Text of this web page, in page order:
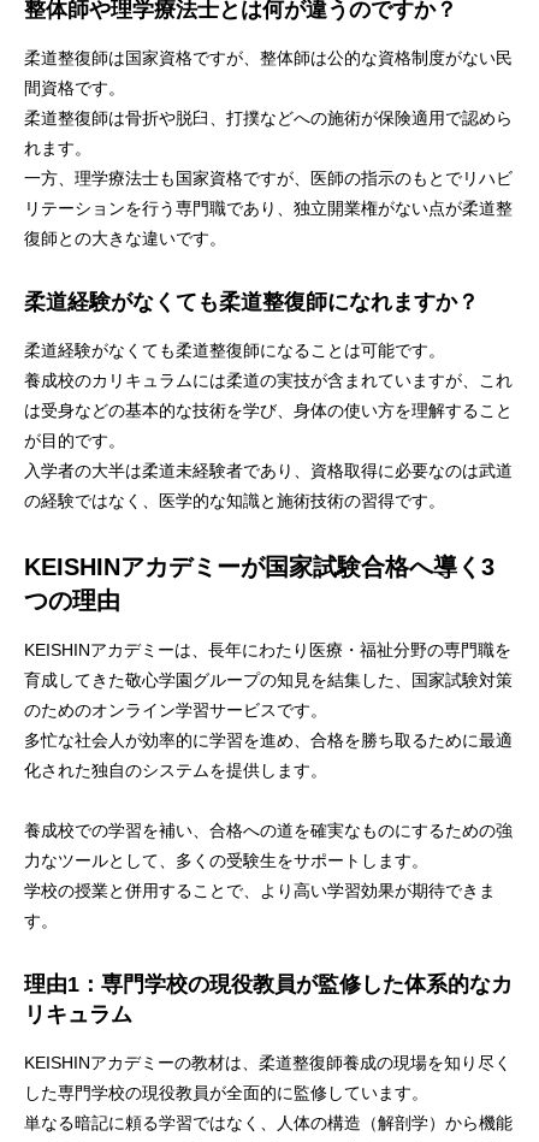
整体師や理学療法士とは何が違うのですか？
柔道整復師は国家資格ですが、整体師は公的な資格制度がない民
間資格です。
柔道整復師は骨折や脱臼、打撲などへの施術が保険適用で認めら
れます。
一方、理学療法士も国家資格ですが、医師の指示のもとでリハビ
リテーションを行う専門職であり、独立開業権がない点が柔道整
復師との大きな違いです。
柔道経験がなくても柔道整復師になれますか？
柔道経験がなくても柔道整復師になることは可能です。
養成校のカリキュラムには柔道の実技が含まれていますが、これ
は受身などの基本的な技術を学び、身体の使い方を理解すること
が目的です。
入学者の大半は柔道未経験者であり、資格取得に必要なのは武道
の経験ではなく、医学的な知識と施術技術の習得です。
KEISHINアカデミーが国家試験合格へ導く3
つの理由
KEISHINアカデミーは、長年にわたり医療・福祉分野の専門職を
育成してきた敬心学園グループの知見を結集した、国家試験対策
のためのオンライン学習サービスです。
多忙な社会人が効率的に学習を進め、合格を勝ち取るために最適
化された独自のシステムを提供します。
養成校での学習を補い、合格への道を確実なものにするための強
力なツールとして、多くの受験生をサポートします。
学校の授業と併用することで、より高い学習効果が期待できま
す。
理由1：専門学校の現役教員が監修した体系的なカ
リキュラム
KEISHINアカデミーの教材は、柔道整復師養成の現場を知り尽く
した専門学校の現役教員が全面的に監修しています。
単なる暗記に頼る学習ではなく、人体の構造（解剖学）から機能